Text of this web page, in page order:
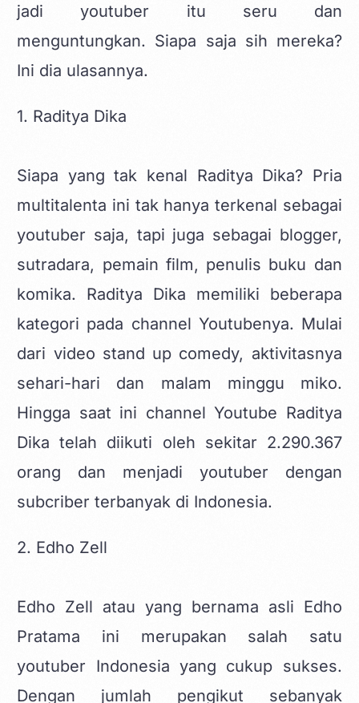
jadi youtuber itu seru dan
menguntungkan. Siapa saja sih mereka?
Ini dia ulasannya.
1. Raditya Dika
Siapa yang tak kenal Raditya Dika? Pria
multitalenta ini tak hanya terkenal sebagai
youtuber saja, tapi juga sebagai blogger,
sutradara, pemain film, penulis buku dan
komika. Raditya Dika memiliki beberapa
kategori pada channel Youtubenya. Mulai
dari video stand up comedy, aktivitasnya
sehari-hari dan malam minggu miko.
Hingga saat ini channel Youtube Raditya
Dika telah diikuti oleh sekitar 2.290.367
orang dan menjadi youtuber dengan
subcriber terbanyak di Indonesia.
2. Edho Zell
Edho Zell atau yang bernama asli Edho
Pratama ini merupakan salah satu
youtuber Indonesia yang cukup sukses.
Dengan jumlah pengikut sebanyak